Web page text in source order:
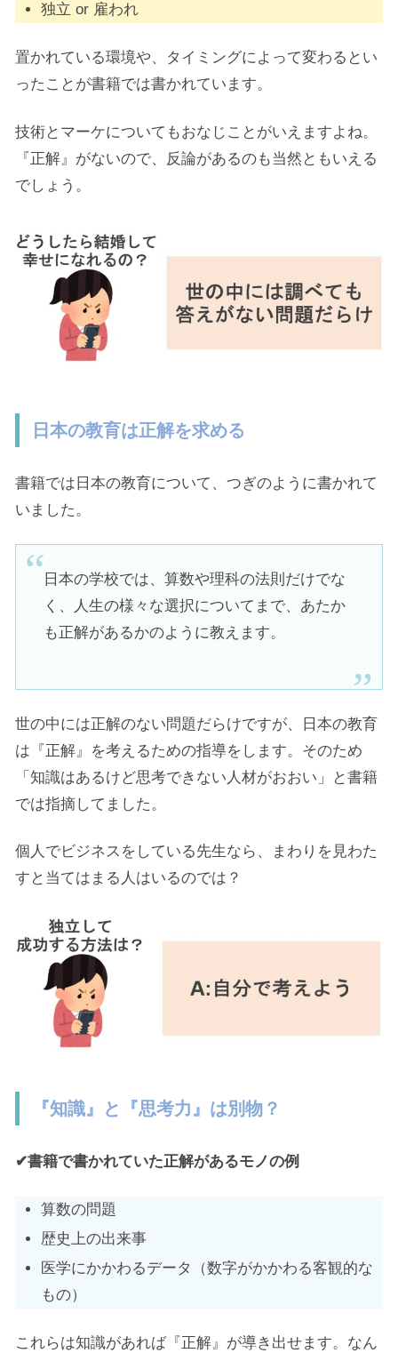
独立 or 雇われ
置かれている環境や、タイミングによって変わるとい
ったことが書籍では書かれています。
技術とマーケについてもおなじことがいえますよね。
『正解』がないので、反論があるのも当然ともいえる
でしょう。
日本の教育は正解を求める
書籍では日本の教育について、つぎのように書かれて
いました。
日本の学校では、算数や理科の法則だけでな
く、人生の様々な選択についてまで、あたか
も正解があるかのように教えます。
世の中には正解のない問題だらけですが、日本の教育
は『正解』を考えるための指導をします。そのため
「知識はあるけど思考できない人材がおおい」と書籍
では指摘してました。
個人でビジネスをしている先生なら、まわりを見わた
すと当てはまる人はいるのでは？
『知識』と『思考力』は別物？
✔書籍で書かれていた正解があるモノの例
算数の問題
歴史上の出来事
医学にかかわるデータ（数字がかかわる客観的な
もの）
これらは知識があれば『正解』が導き出せます。なん